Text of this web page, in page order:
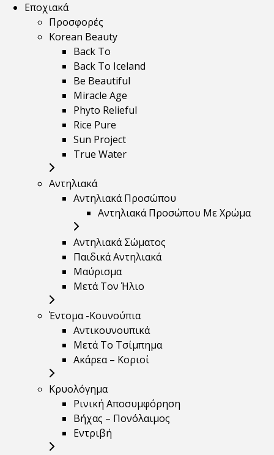
Εποχιακά
Προσφορές
Korean Beauty
Back To
Back To Iceland
Be Beautiful
Miracle Age
Phyto Relieful
Rice Pure
Sun Project
True Water
Αντηλιακά
Αντηλιακά Προσώπου
Αντηλιακά Προσώπου Με Χρώμα
Αντηλιακά Σώματος
Παιδικά Αντηλιακά
Μαύρισμα
Mετά Τον Ήλιο
Έντομα -Κουνούπια
Αντικουνουπικά
Μετά Το Τσίμπημα
Ακάρεα – Κοριοί
Κρυολόγημα
Ρινική Αποσυμφόρηση
Βήχας – Πονόλαιμος
Εντριβή